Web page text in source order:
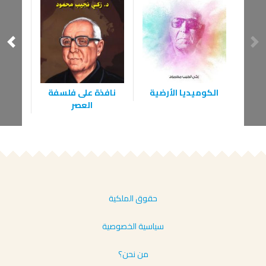
الكوميديا الأرضية
نافذة على فلسفة
العصر
حقوق الملكية
سياسية الخصوصية
من نحن؟